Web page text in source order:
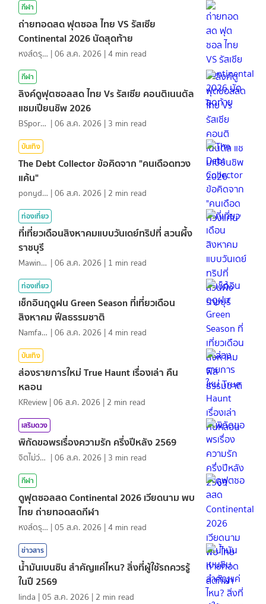
กีฬา
ถ่ายทอดสด ฟุตซอล ไทย VS รัสเซีย
Continental 2026 นัดสุดท้าย
หงส์ดรุณ |06 ส.ค. 2026 |4 min read
กีฬา
ลิงค์ดูฟุตซอลสด ไทย Vs รัสเซีย คอนติเนนตัล
แชมเปียนชิพ 2026
BSports8 |06 ส.ค. 2026 | 3 min read
บันเทิง
The Debt Collector ข้อคิดจาก "คนเดือดทวง
แค้น"
ponydiary |06 ส.ค. 2026 | 2 min read
ท่องเที่ยว
ที่เที่ยวเดือนสิงหาคมแบบวันเดย์ทริปที่ สวนผึ้ง
ราชบุรี
MawinMatravel |06 ส.ค. 2026 | 1 min read
ท่องเที่ยว
เช็กอินฤดูฝน Green Season ที่เที่ยวเดือน
สิงหาคม ฟีลธรรมชาติ
NamfahPhupha |06 ส.ค. 2026 |4 min read
บันเทิง
ส่องรายการใหม่ True Haunt เรื่องเล่า คืน
หลอน
KReview |06 ส.ค. 2026 | 2 min read
เสริมดวง
พิกัดขอพรเรื่องความรัก ครึ่งปีหลัง 2569
จิตไม่ว่าง |06 ส.ค. 2026 | 3 min read
กีฬา
ดูฟุตซอลสด Continental 2026 เวียดนาม พบ
ไทย ถ่ายทอดสดกีฬา
หงส์ดรุณ |05 ส.ค. 2026 |4 min read
ข่าวสาร
น้ำมันเบนซิน สำคัญแค่ไหน? สิ่งที่ผู้ใช้รถควรรู้
ในปี 2569
linda |05 ส.ค. 2026 | 2 min read